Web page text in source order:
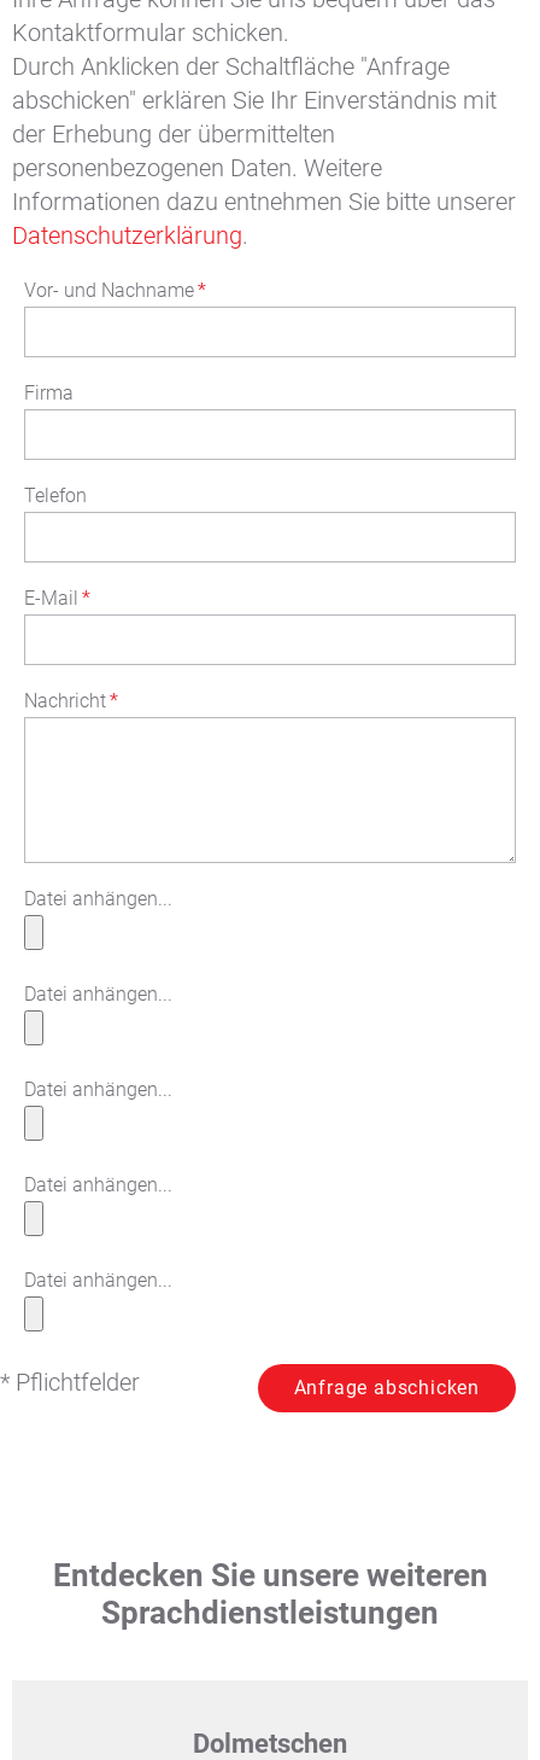
Kontaktformular schicken.
Durch Anklicken der Schaltfläche "Anfrage
abschicken" erklären Sie Ihr Einverständnis mit
der Erhebung der übermittelten
personenbezogenen Daten. Weitere
Informationen dazu entnehmen Sie bitte unserer
Datenschutzerklärung.
Vor- und Nachname*
Firma
Telefon
E-Mail *
Nachricht*
Datei anhängen...
Datei anhängen...
Datei anhängen...
Datei anhängen...
Datei anhängen...
* Pflichtfelder
Entdecken Sie unsere weiteren
Sprachdienstleistungen
Dolmetschen